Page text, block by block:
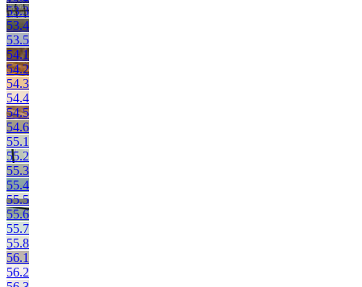
53.3
53.4
53.5
54.1
54.2
54.3
54.4
54.5
54.6
55.1
55.2
55.3
55.4
55.5
55.6
55.7
55.8
56.1
56.2